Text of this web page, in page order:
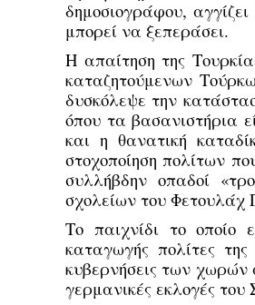
δημοσιογράφου,
μπορεί να ξεπεράσει.
Η απαίτηση της
καταζητούμενων
δυσκόλεψε την
όπου τα βασανιστήρια
και η θανατική
στοχοποίηση πολίτων
συλλήβδην οπαδοί
σχολείων του Φετουλάχ
Το παιχνίδι το οποίο
καταγωγής πολίτες
κυβερνήσεις των χωρών
γερμανικές εκλογές